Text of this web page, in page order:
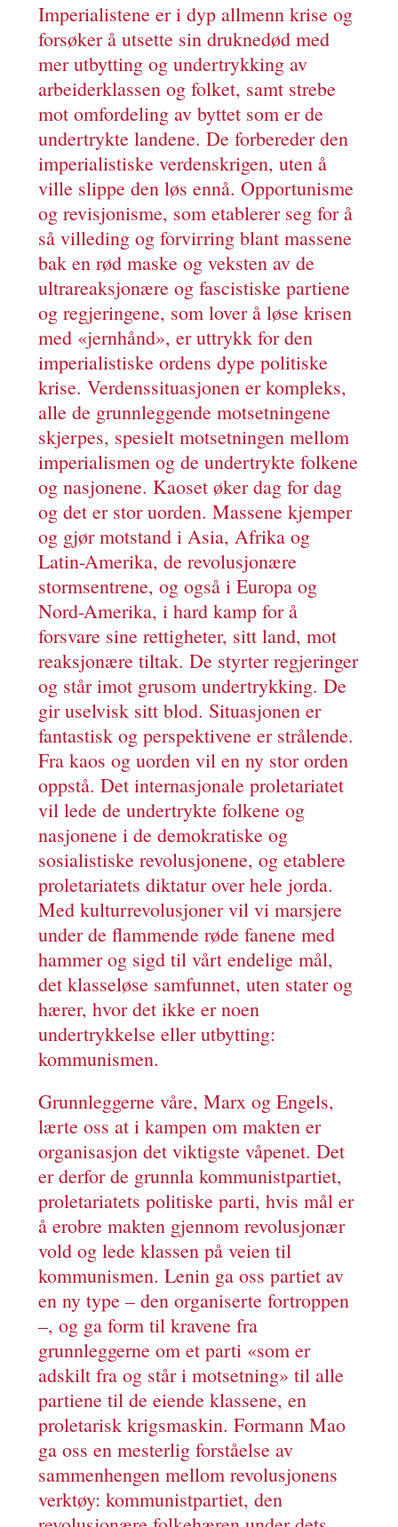
Imperialistene er i dyp allmenn krise og
forsøker å utsette sin druknedød med
mer utbytting og undertrykking av
arbeiderklassen og folket, samt strebe
mot omfordeling av byttet som er de
undertrykte landene. De forbereder den
imperialistiske verdenskrigen, uten å
ville slippe den løs ennå. Opportunisme
og revisjonisme, som etablerer seg for å
så villeding og forvirring blant massene
bak en rød maske og veksten av de
ultrareaksjonære og fascistiske partiene
og regjeringene, som lover å løse krisen
med «jernhånd», er uttrykk for den
imperialistiske ordens dype politiske
krise. Verdenssituasjonen er kompleks,
alle de grunnleggende motsetningene
skjerpes, spesielt motsetningen mellom
imperialismen og de undertrykte folkene
og nasjonene. Kaoset øker dag for dag
og det er stor uorden. Massene kjemper
og gjør motstand i Asia, Afrika og
Latin-Amerika, de revolusjonære
stormsentrene, og også i Europa og
Nord-Amerika, i hard kamp for å
forsvare sine rettigheter, sitt land, mot
reaksjonære tiltak. De styrter regjeringer
og står imot grusom undertrykking. De
gir uselvisk sitt blod. Situasjonen er
fantastisk og perspektivene er strålende.
Fra kaos og uorden vil en ny stor orden
oppstå. Det internasjonale proletariatet
vil lede de undertrykte folkene og
nasjonene i de demokratiske og
sosialistiske revolusjonene, og etablere
proletariatets diktatur over hele jorda.
Med kulturrevolusjoner vil vi marsjere
under de flammende røde fanene med
hammer og sigd til vårt endelige mål,
det klasseløse samfunnet, uten stater og
hærer, hvor det ikke er noen
undertrykkelse eller utbytting:
kommunismen.
Grunnleggerne våre, Marx og Engels,
lærte oss at i kampen om makten er
organisasjon det viktigste våpenet. Det
er derfor de grunnla kommunistpartiet,
proletariatets politiske parti, hvis mål er
å erobre makten gjennom revolusjonær
vold og lede klassen på veien til
kommunismen. Lenin ga oss partiet av
en ny type – den organiserte fortroppen
–, og ga form til kravene fra
grunnleggerne om et parti «som er
adskilt fra og står i motsetning» til alle
partiene til de eiende klassene, en
proletarisk krigsmaskin. Formann Mao
ga oss en mesterlig forståelse av
sammenhengen mellom revolusjonens
verktøy: kommunistpartiet, den